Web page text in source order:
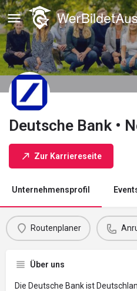
Deutsche Bank •
Zur Karriereseite
Unternehmensprofil
Routenplaner
Über uns
Die Deutsche Bank ist